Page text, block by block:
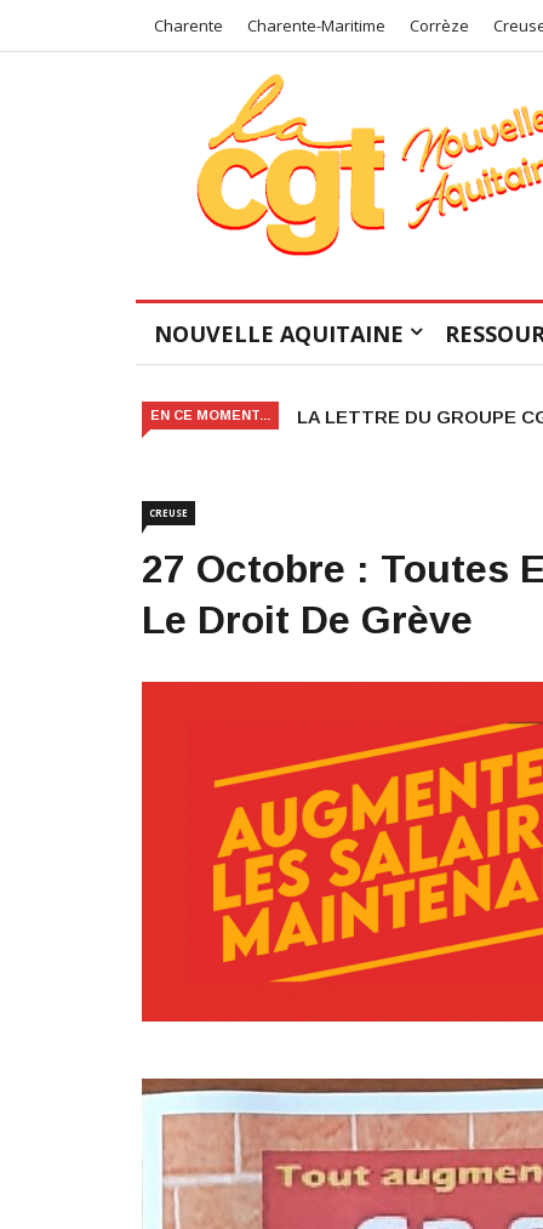
Charente Charente-Maritime Corrèze
NOUVELLE AQUITAINE
EN CE MOMENT... Arts et Culture en danger !
CREUSE
27 Octobre : Toutes
Le Droit De Grève